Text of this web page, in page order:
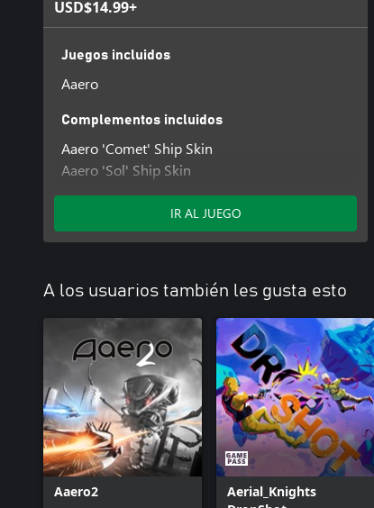
USD$14.99+
Juegos incluidos
Aaero
Complementos incluidos
Aaero 'Comet' Ship Skin
Aaero 'Sol' Ship Skin
Aaero 'Phaser' Ship Skin
Aaero 1000DaysWasted: Drum & Bass Pack
Aaero Monstercat Pack
IR AL JUEGO
A los usuarios también les gusta esto
Aaero2
Aerial_Knights